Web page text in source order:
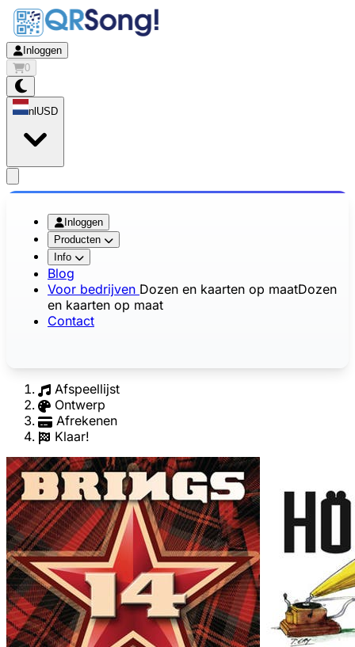
Inloggen
0
nl USD
Inloggen
Producten
Info
Blog
Voor bedrijven Dozen en kaarten op maatDozen
en kaarten op maat
Contact
Afspeellijst
Ontwerp
Afrekenen
Klaar!